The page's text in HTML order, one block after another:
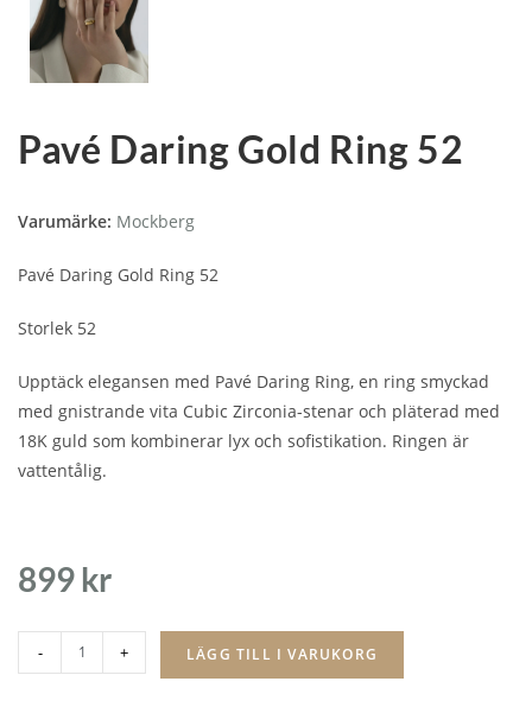
Pavé Daring Gold Ring 52
Varumärke: Mockberg
Pavé Daring Gold Ring 52
Storlek 52
Upptäck elegansen med Pavé Daring Ring, en ring smyckad
med gnistrande vita Cubic Zirconia-stenar och pläterad med
18K guld som kombinerar lyx och sofistikation. Ringen är
vattentålig.
899 kr
- + LÄGG TILL I VARUKORG